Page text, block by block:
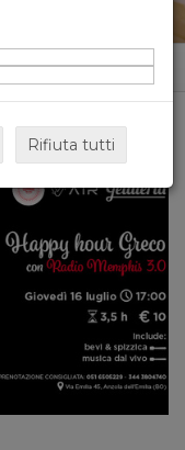
Rifiuta tutti